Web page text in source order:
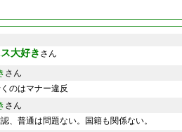
大好き さん
さん
のはマナー違反
さん
、普通は問題ない。国籍も関係ない。